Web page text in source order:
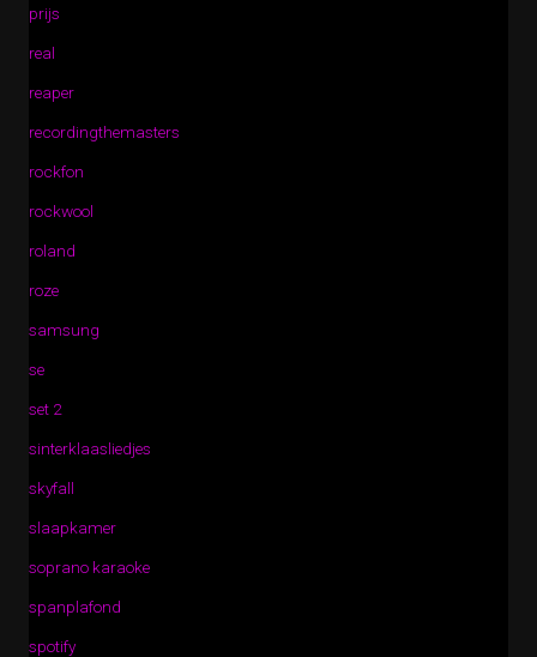
prijs
real
reaper
recordingthemasters
rockfon
rockwool
roland
roze
samsung
se
set 2
sinterklaasliedjes
skyfall
slaapkamer
soprano karaoke
spanplafond
spotify